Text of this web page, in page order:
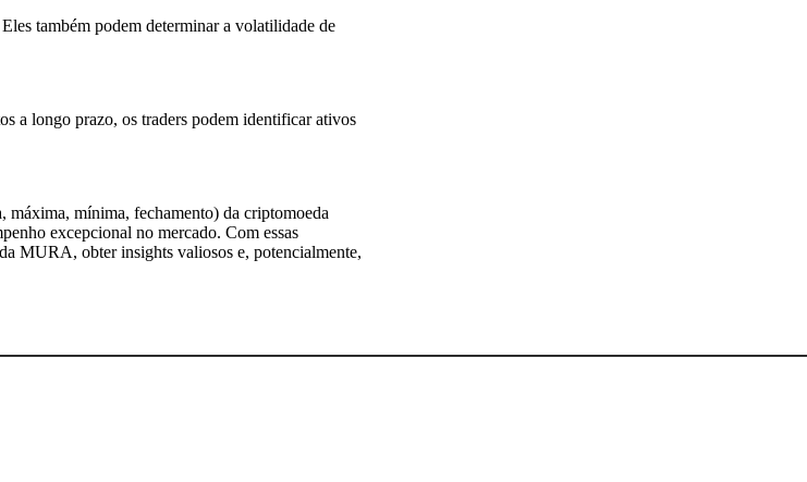
também podem determinar a volatilidade de
a longo prazo, os traders podem identificar ativos
mínima, fechamento) da criptomoeda
excepcional no mercado. Com essas
MURA, obter insights valiosos e, potencialmente,